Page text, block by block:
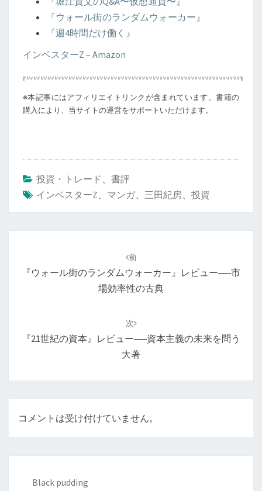
『ウォール街のランダムウォーカー』
『週4時間だけ働く』
インベスターZ – Amazon
※本記事にはアフィリエイトリンクが含まれています。書籍の
購入により、当サイトの運営をサポートいただけます。
投資・トレード
書評
インベスターZ
マンガ、 三田紀房 投資
前
『ウォール街のランダムウォーカー』レビュー──市
場効率性の古典
次
『21世紀の資本』レビュー──資本主義の未来を問う
大著
コメントは受け付けていません。
Black pudding